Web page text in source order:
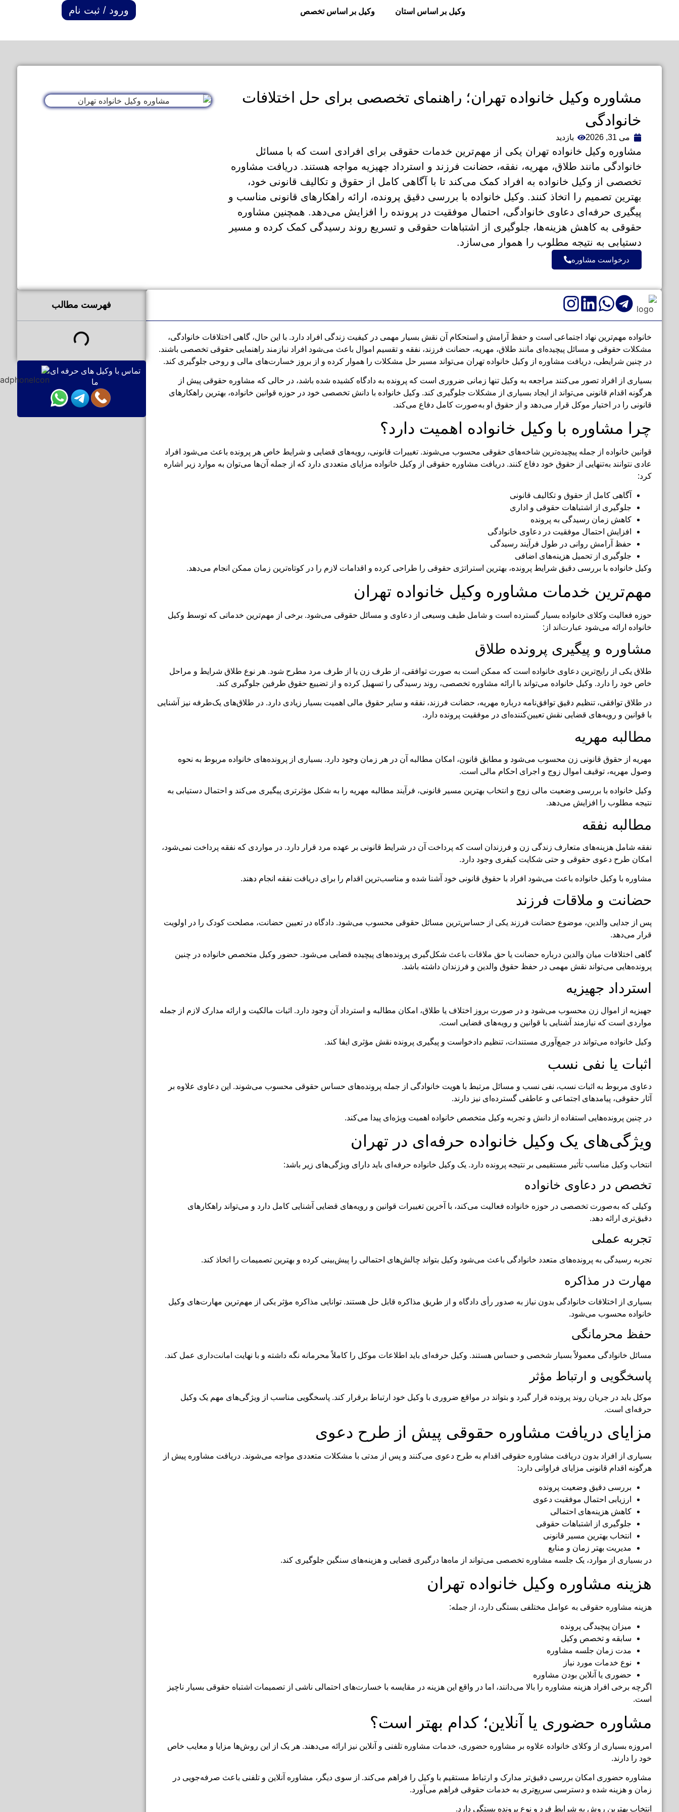
وکیل بر اساس استان وکیل بر اساس تخصص ورود / ثبت نام
مشاوره وکیل خانواده تهران؛ راهنمای تخصصی برای حل اختلافات
خانوادگی
می 31, 2026 بازدید
مشاوره وکیل خانواده تهران یکی از مهم‌ترین خدمات حقوقی برای افرادی است که با مسائل
خانوادگی مانند طلاق، مهریه، نفقه، حضانت فرزند و استرداد جهیزیه مواجه هستند. دریافت مشاوره
تخصصی از وکیل خانواده به افراد کمک می‌کند تا با آگاهی کامل از حقوق و تکالیف قانونی خود،
بهترین تصمیم را اتخاذ کنند. وکیل خانواده با بررسی دقیق پرونده، ارائه راهکارهای قانونی مناسب و
پیگیری حرفه‌ای دعاوی خانوادگی، احتمال موفقیت در پرونده را افزایش می‌دهد. همچنین مشاوره
حقوقی به کاهش هزینه‌ها، جلوگیری از اشتباهات حقوقی و تسریع روند رسیدگی کمک کرده و مسیر
دستیابی به نتیجه مطلوب را هموار می‌سازد.
درخواست مشاوره
خانواده مهم‌ترین نهاد اجتماعی است و حفظ آرامش و استحکام آن نقش بسیار مهمی در کیفیت زندگی افراد دارد. با این حال، گاهی اختلافات خانوادگی،
مشکلات حقوقی و مسائل پیچیده‌ای مانند طلاق، مهریه، حضانت فرزند، نفقه و تقسیم اموال باعث می‌شود افراد نیازمند راهنمایی حقوقی تخصصی باشند.
در چنین شرایطی، دریافت مشاوره از وکیل خانواده تهران می‌تواند مسیر حل مشکلات را هموار کرده و از بروز خسارت‌های مالی و روحی جلوگیری کند.
بسیاری از افراد تصور می‌کنند مراجعه به وکیل تنها زمانی ضروری است که پرونده به دادگاه کشیده شده باشد، در حالی که مشاوره حقوقی پیش از
هرگونه اقدام قانونی می‌تواند از ایجاد بسیاری از مشکلات جلوگیری کند. وکیل خانواده با دانش تخصصی خود در حوزه قوانین خانواده، بهترین راهکارهای
قانونی را در اختیار موکل قرار می‌دهد و از حقوق او به‌صورت کامل دفاع می‌کند.
چرا مشاوره با وکیل خانواده اهمیت دارد؟
قوانین خانواده از جمله پیچیده‌ترین شاخه‌های حقوقی محسوب می‌شوند. تغییرات قانونی، رویه‌های قضایی و شرایط خاص هر پرونده باعث می‌شود افراد
عادی نتوانند به‌تنهایی از حقوق خود دفاع کنند. دریافت مشاوره حقوقی از وکیل خانواده مزایای متعددی دارد که از جمله آن‌ها می‌توان به موارد زیر اشاره
کرد:
آگاهی کامل از حقوق و تکالیف قانونی
جلوگیری از اشتباهات حقوقی و اداری
کاهش زمان رسیدگی به پرونده
افزایش احتمال موفقیت در دعاوی خانوادگی
حفظ آرامش روانی در طول فرآیند رسیدگی
جلوگیری از تحمیل هزینه‌های اضافی
وکیل خانواده با بررسی دقیق شرایط پرونده، بهترین استراتژی حقوقی را طراحی کرده و اقدامات لازم را در کوتاه‌ترین زمان ممکن انجام می‌دهد.
مهم‌ترین خدمات مشاوره وکیل خانواده تهران
حوزه فعالیت وکلای خانواده بسیار گسترده است و شامل طیف وسیعی از دعاوی و مسائل حقوقی می‌شود. برخی از مهم‌ترین خدماتی که توسط وکیل
خانواده ارائه می‌شود عبارت‌اند از:
مشاوره و پیگیری پرونده طلاق
طلاق یکی از رایج‌ترین دعاوی خانواده است که ممکن است به صورت توافقی، از طرف زن یا از طرف مرد مطرح شود. هر نوع طلاق شرایط و مراحل
خاص خود را دارد. وکیل خانواده می‌تواند با ارائه مشاوره تخصصی، روند رسیدگی را تسهیل کرده و از تضییع حقوق طرفین جلوگیری کند.
در طلاق توافقی، تنظیم دقیق توافق‌نامه درباره مهریه، حضانت فرزند، نفقه و سایر حقوق مالی اهمیت بسیار زیادی دارد. در طلاق‌های یک‌طرفه نیز آشنایی
با قوانین و رویه‌های قضایی نقش تعیین‌کننده‌ای در موفقیت پرونده دارد.
مطالبه مهریه
مهریه از حقوق قانونی زن محسوب می‌شود و مطابق قانون، امکان مطالبه آن در هر زمان وجود دارد. بسیاری از پرونده‌های خانواده مربوط به نحوه
وصول مهریه، توقیف اموال زوج و اجرای احکام مالی است.
وکیل خانواده با بررسی وضعیت مالی زوج و انتخاب بهترین مسیر قانونی، فرآیند مطالبه مهریه را به شکل مؤثرتری پیگیری می‌کند و احتمال دستیابی به
نتیجه مطلوب را افزایش می‌دهد.
مطالبه نفقه
نفقه شامل هزینه‌های متعارف زندگی زن و فرزندان است که پرداخت آن در شرایط قانونی بر عهده مرد قرار دارد. در مواردی که نفقه پرداخت نمی‌شود،
امکان طرح دعوی حقوقی و حتی شکایت کیفری وجود دارد.
مشاوره با وکیل خانواده باعث می‌شود افراد با حقوق قانونی خود آشنا شده و مناسب‌ترین اقدام را برای دریافت نفقه انجام دهند.
حضانت و ملاقات فرزند
پس از جدایی والدین، موضوع حضانت فرزند یکی از حساس‌ترین مسائل حقوقی محسوب می‌شود. دادگاه در تعیین حضانت، مصلحت کودک را در اولویت
قرار می‌دهد.
گاهی اختلافات میان والدین درباره حضانت یا حق ملاقات باعث شکل‌گیری پرونده‌های پیچیده قضایی می‌شود. حضور وکیل متخصص خانواده در چنین
پرونده‌هایی می‌تواند نقش مهمی در حفظ حقوق والدین و فرزندان داشته باشد.
استرداد جهیزیه
جهیزیه از اموال زن محسوب می‌شود و در صورت بروز اختلاف یا طلاق، امکان مطالبه و استرداد آن وجود دارد. اثبات مالکیت و ارائه مدارک لازم از جمله
مواردی است که نیازمند آشنایی با قوانین و رویه‌های قضایی است.
وکیل خانواده می‌تواند در جمع‌آوری مستندات، تنظیم دادخواست و پیگیری پرونده نقش مؤثری ایفا کند.
اثبات یا نفی نسب
دعاوی مربوط به اثبات نسب، نفی نسب و مسائل مرتبط با هویت خانوادگی از جمله پرونده‌های حساس حقوقی محسوب می‌شوند. این دعاوی علاوه بر
آثار حقوقی، پیامدهای اجتماعی و عاطفی گسترده‌ای نیز دارند.
در چنین پرونده‌هایی استفاده از دانش و تجربه وکیل متخصص خانواده اهمیت ویژه‌ای پیدا می‌کند.
ویژگی‌های یک وکیل خانواده حرفه‌ای در تهران
انتخاب وکیل مناسب تأثیر مستقیمی بر نتیجه پرونده دارد. یک وکیل خانواده حرفه‌ای باید دارای ویژگی‌های زیر باشد:
تخصص در دعاوی خانواده
وکیلی که به‌صورت تخصصی در حوزه خانواده فعالیت می‌کند، با آخرین تغییرات قوانین و رویه‌های قضایی آشنایی کامل دارد و می‌تواند راهکارهای
دقیق‌تری ارائه دهد.
تجربه عملی
تجربه رسیدگی به پرونده‌های متعدد خانوادگی باعث می‌شود وکیل بتواند چالش‌های احتمالی را پیش‌بینی کرده و بهترین تصمیمات را اتخاذ کند.
مهارت در مذاکره
بسیاری از اختلافات خانوادگی بدون نیاز به صدور رأی دادگاه و از طریق مذاکره قابل حل هستند. توانایی مذاکره مؤثر یکی از مهم‌ترین مهارت‌های وکیل
خانواده محسوب می‌شود.
حفظ محرمانگی
مسائل خانوادگی معمولاً بسیار شخصی و حساس هستند. وکیل حرفه‌ای باید اطلاعات موکل را کاملاً محرمانه نگه داشته و با نهایت امانت‌داری عمل کند.
پاسخگویی و ارتباط مؤثر
موکل باید در جریان روند پرونده قرار گیرد و بتواند در مواقع ضروری با وکیل خود ارتباط برقرار کند. پاسخگویی مناسب از ویژگی‌های مهم یک وکیل
حرفه‌ای است.
مزایای دریافت مشاوره حقوقی پیش از طرح دعوی
بسیاری از افراد بدون دریافت مشاوره حقوقی اقدام به طرح دعوی می‌کنند و پس از مدتی با مشکلات متعددی مواجه می‌شوند. دریافت مشاوره پیش از
هرگونه اقدام قانونی مزایای فراوانی دارد:
بررسی دقیق وضعیت پرونده
ارزیابی احتمال موفقیت دعوی
کاهش هزینه‌های احتمالی
جلوگیری از اشتباهات حقوقی
انتخاب بهترین مسیر قانونی
مدیریت بهتر زمان و منابع
در بسیاری از موارد، یک جلسه مشاوره تخصصی می‌تواند از ماه‌ها درگیری قضایی و هزینه‌های سنگین جلوگیری کند.
هزینه مشاوره وکیل خانواده تهران
هزینه مشاوره حقوقی به عوامل مختلفی بستگی دارد، از جمله:
میزان پیچیدگی پرونده
سابقه و تخصص وکیل
مدت زمان جلسه مشاوره
نوع خدمات مورد نیاز
حضوری یا آنلاین بودن مشاوره
اگرچه برخی افراد هزینه مشاوره را بالا می‌دانند، اما در واقع این هزینه در مقایسه با خسارت‌های احتمالی ناشی از تصمیمات اشتباه حقوقی بسیار ناچیز
است.
مشاوره حضوری یا آنلاین؛ کدام بهتر است؟
امروزه بسیاری از وکلای خانواده علاوه بر مشاوره حضوری، خدمات مشاوره تلفنی و آنلاین نیز ارائه می‌دهند. هر یک از این روش‌ها مزایا و معایب خاص
خود را دارند.
مشاوره حضوری امکان بررسی دقیق‌تر مدارک و ارتباط مستقیم با وکیل را فراهم می‌کند. از سوی دیگر، مشاوره آنلاین و تلفنی باعث صرفه‌جویی در
زمان و هزینه شده و دسترسی سریع‌تری به خدمات حقوقی فراهم می‌آورد.
انتخاب بهترین روش به شرایط فرد و نوع پرونده بستگی دارد.
فهرست مطالب
تماس با وکیل های حرفه ای
ما